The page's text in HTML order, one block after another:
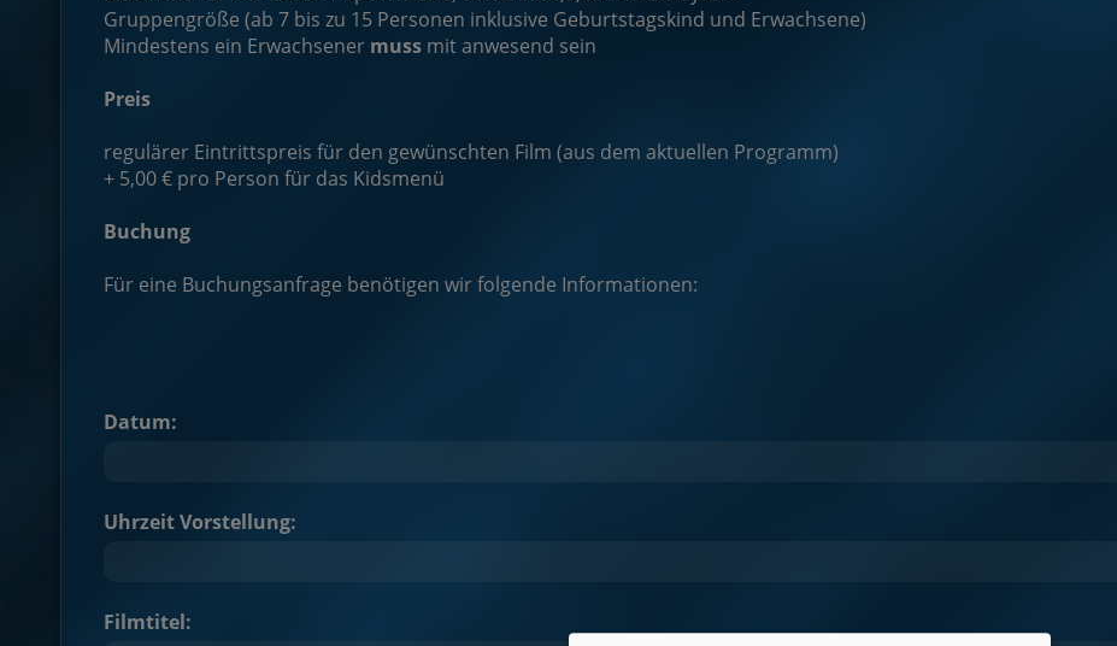
Gruppengröße (ab 7 bis zu 15 Personen inklusive Geburtstagskind und Erwachsene)
Mindestens ein Erwachsener muss mit anwesend sein
Preis
regulärer Eintrittspreis für den gewünschten Film (aus dem aktuellen Programm)
+ 5,00 € pro Person für das Kidsmenü
Buchung
Für eine Buchungsanfrage benötigen wir folgende Informationen:
Datum:
Uhrzeit Vorstellung:
Filmtitel: